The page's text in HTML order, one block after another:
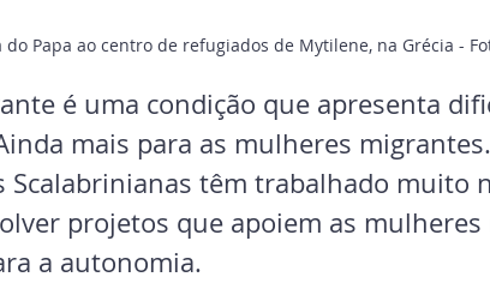
do Papa ao centro de refugiados de Mytilene, na Grécia -
é uma condição que apresenta
mais para as mulheres
Scalabrinianas têm trabalhado muito
projetos que apoiem as
a autonomia.